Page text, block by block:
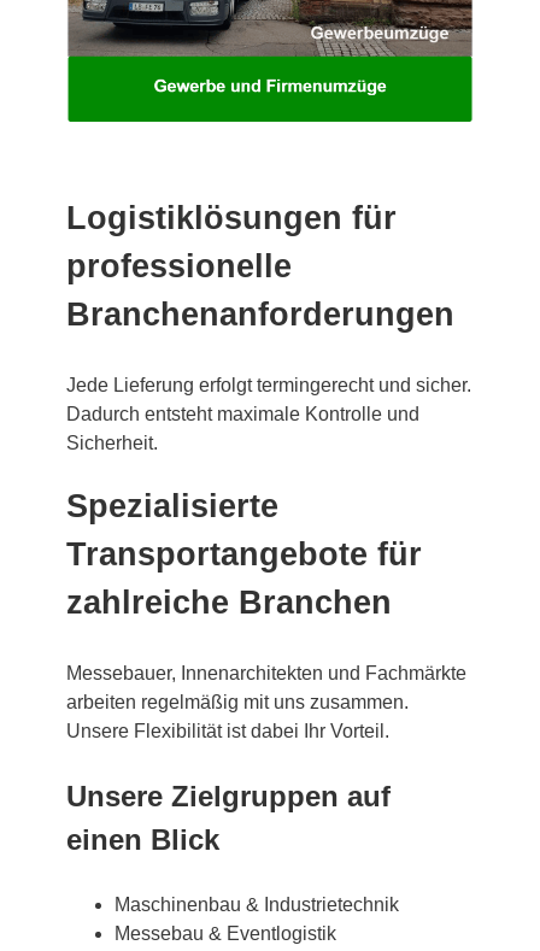
Logistiklösungen für
professionelle
Branchenanforderungen
Jede Lieferung erfolgt termingerecht und sicher.
Dadurch entsteht maximale Kontrolle und
Sicherheit.
Spezialisierte
Transportangebote für
zahlreiche Branchen
Messebauer, Innenarchitekten und Fachmärkte
arbeiten regelmäßig mit uns zusammen.
Unsere Flexibilität ist dabei Ihr Vorteil.
Unsere Zielgruppen auf
einen Blick
Maschinenbau & Industrietechnik
Messebau & Eventlogistik